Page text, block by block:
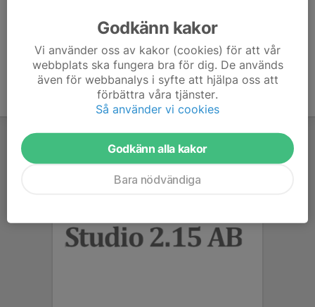
Godkänn kakor
Vi använder oss av kakor (cookies) för att vår
webbplats ska fungera bra för dig. De används
även för webbanalys i syfte att hjälpa oss att
förbättra våra tjänster.
Så använder vi cookies
Godkänn alla kakor
Bara nödvändiga